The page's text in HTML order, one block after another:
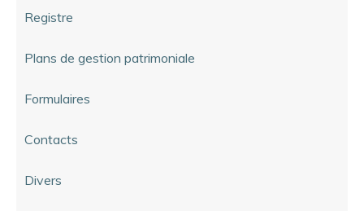
Registre
Plans de gestion patrimoniale
Formulaires
Contacts
Divers